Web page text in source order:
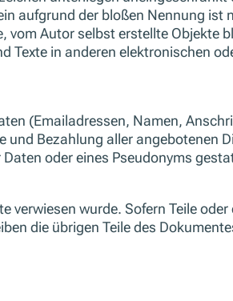
aufgrund der bloßen Nennung ist
Autor selbst erstellte Objekte
Texte in anderen elektronischen
(Emailadressen, Namen,
Bezahlung aller angebotenen
oder eines Pseudonyms
wurde. Sofern Teile
die übrigen Teile des